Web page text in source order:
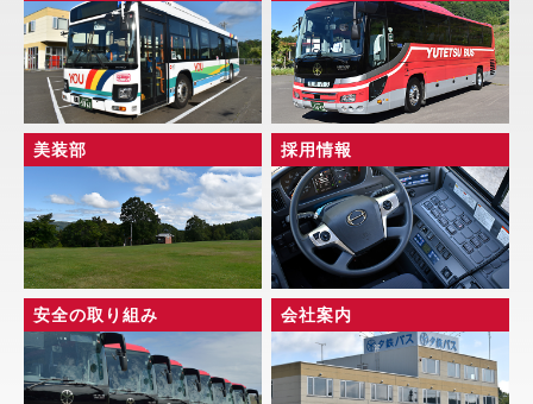
美装部 採用情報
安全の取り組み 会社案内